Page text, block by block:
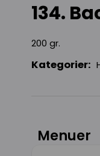
134.
200 gr.
Kategorier:
Menuer